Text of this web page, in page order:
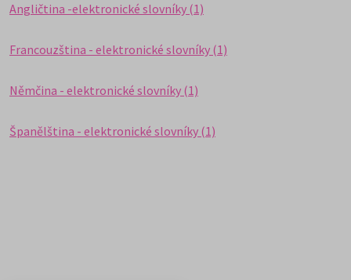
Angličtina -elektronické slovníky (1)
Francouzština - elektronické slovníky (1)
Němčina - elektronické slovníky (1)
Španělština - elektronické slovníky (1)